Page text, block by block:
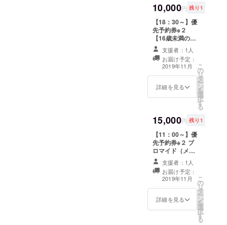
com/pages/205
8958/gallery
２名様までのご
予約となりま
す。各枠ごとに
リターンがござ
いますのでご注
意ください。 ※
３）ホールキャ
ストから２名ご
指名ください。
ページはこち
ら）
https://mayuriki
com/pages/205
8958/gallery
日】【性別】を
お入れすること
ができますので
備考欄にご記入
ください。 ※
２）優先予約番
号をお送り致し
ますので、ご予
約が開始されま
フォームの備考
欄にご記入くだ
２名様までのご
予約となりま
す。各枠ごとに
リターンがござ
いますのでご注
意ください。 ※
３）ホールキャ
ストから２名ご
指名ください。
ページはこち
ら）
https://mayuriki
10,000円 残り1
【18：30～】優
先予約券※２
【16歳未満の方
は保護者同伴で
のご参加をお願
いしておりま
す。】 ブロマイ
ド（メインキャ
スト） 百合写真
推し百合ＣＰ
チェキ※３ ※１）
診察券はご希望
の【お名前】
【生年月日】
【性別】をお入
れすることがで
きますので備考
欄にご記入くだ
先予約番号をお
送り致しますの
支援者：1人
お届け予定：
2019年11月
詳細を見る
こ
の
リ
タ
ー
ン
を
選
択
す
る
15,000円 残り1
【11：00～】優
先予約券※２ ブ
ロマイド（メイ
ンキャスト） 百
合写真データつ
き診察券※１ ラ
ンダム缶バッジ
セット 推し百合
ＣＰチェキ※３
支援者：1人
お届け予定：
2019年11月
詳細を見る
こ
の
リ
タ
ー
ン
を
選
択
す
る